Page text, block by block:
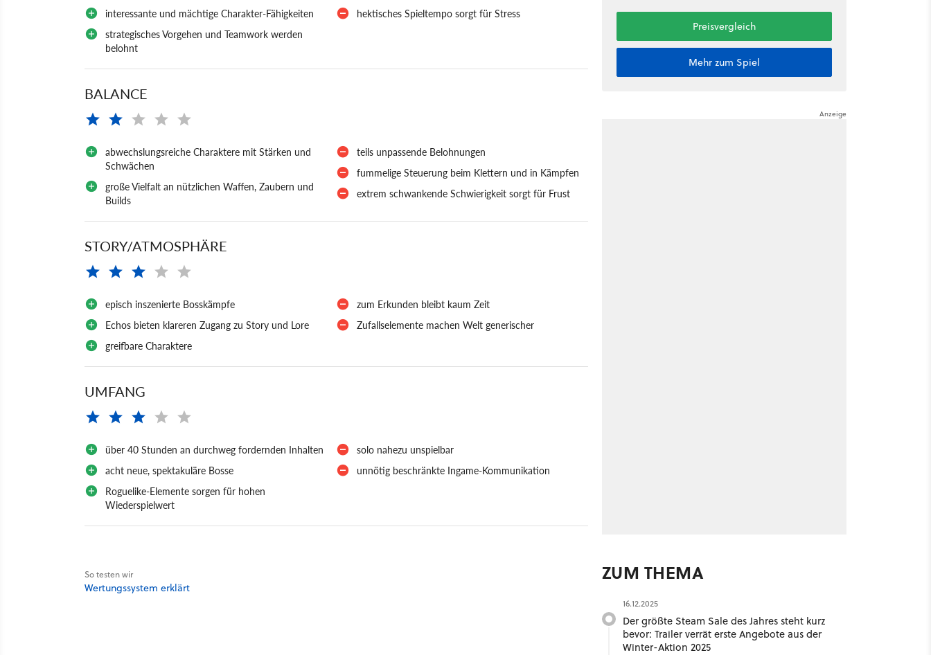
interessante und mächtige Charakter-Fähigkeiten
strategisches Vorgehen und Teamwork werden
belohnt
hektisches Spieltempo sorgt für Stress
BALANCE
abwechslungsreiche Charaktere mit Stärken und
Schwächen
große Vielfalt an nützlichen Waffen, Zaubern und
Builds
teils unpassende Belohnungen
fummelige Steuerung beim Klettern und in Kämpfen
extrem schwankende Schwierigkeit sorgt für Frust
STORY/ATMOSPHÄRE
episch inszenierte Bosskämpfe
Echos bieten klareren Zugang zu Story und Lore
greifbare Charaktere
zum Erkunden bleibt kaum Zeit
Zufallselemente machen Welt generischer
UMFANG
über 40 Stunden an durchweg fordernden Inhalten
acht neue, spektakuläre Bosse
Roguelike-Elemente sorgen für hohen
Wiederspielwert
solo nahezu unspielbar
unnötig beschränkte Ingame-Kommunikation
So testen wir
Wertungssystem erklärt
Preisvergleich
Mehr zum Spiel
ZUM THEMA
16.12.2025
Der größte Steam Sale des Jahres steht kurz
bevor: Trailer verrät erste Angebote aus der
Winter-Aktion 2025